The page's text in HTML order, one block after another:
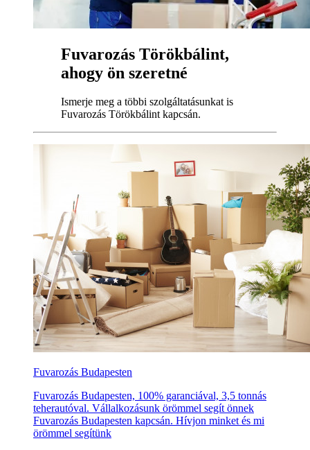
Fuvarozás Törökbálint,
ahogy ön szeretné
Ismerje meg a többi szolgáltatásunkat is
Fuvarozás Törökbálint kapcsán.
Fuvarozás Budapesten
Fuvarozás Budapesten, 100% garanciával, 3,5 tonnás
teherautóval. Vállalkozásunk örömmel segít önnek
Fuvarozás Budapesten kapcsán. Hívjon minket és mi
örömmel segítünk